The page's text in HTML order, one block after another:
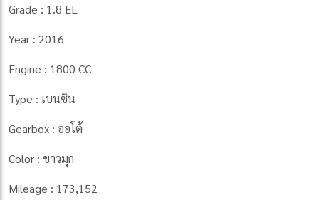
Grade : 1.8 EL
Year : 2016
Engine : 1800 CC
Type : เบนซิน
Gearbox : ออโต้
Color : ขาวมุก
Mileage : 173,152